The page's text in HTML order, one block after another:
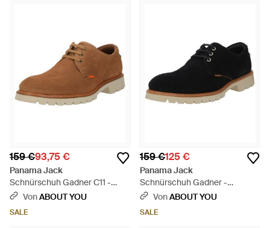
159 €93,75 €
Panama Jack
Schnürschuh Gadner C11 -
Braun
VonABOUT YOU
SALE
159 €125 €
Panama Jack
Schnürschuh Gadner -
Schwarz
VonABOUT YOU
SALE